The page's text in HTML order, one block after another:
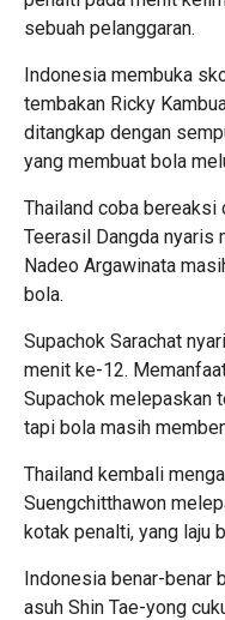
sebuah pelanggaran.
Indonesia membuka
tembakan Ricky
ditangkap dengan
yang membuat bola
Thailand coba bereaksi
Teerasil Dangda nyaris
Nadeo Argawinata
bola.
Supachok Sarachat
menit ke-12.
Supachok melepaskan
tapi bola masih
Thailand kembali
Suengchitthawon
kotak penalti, yang laju
Indonesia benar-benar
asuh Shin Tae-yong